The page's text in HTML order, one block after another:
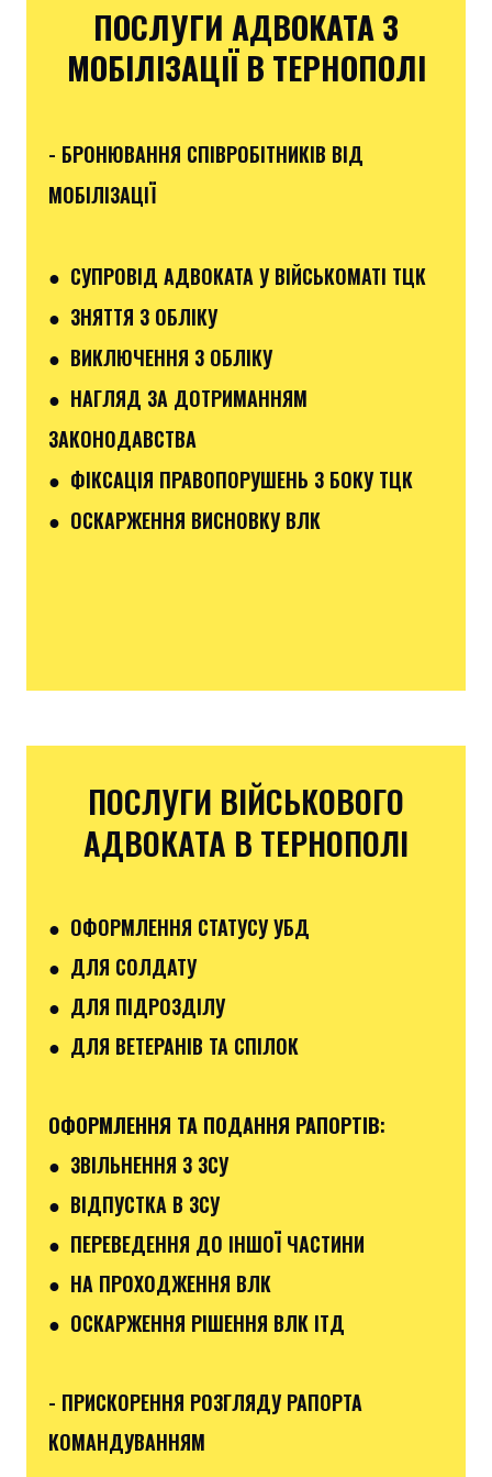
ПОСЛУГИ АДВОКАТА З
МОБІЛІЗАЦІЇ В ТЕРНОПОЛІ
- БРОНЮВАННЯ СПІВРОБІТНИКІВ ВІД
МОБІЛІЗАЦІЇ
● СУПРОВІД АДВОКАТА У ВІЙСЬКОМАТІ ТЦК
● ЗНЯТТЯ З ОБЛІКУ
● ВИКЛЮЧЕННЯ З ОБЛІКУ
● НАГЛЯД ЗА ДОТРИМАННЯМ
ЗАКОНОДАВСТВА
● ФІКСАЦІЯ ПРАВОПОРУШЕНЬ З БОКУ ТЦК
● ОСКАРЖЕННЯ ВИСНОВКУ ВЛК
ПОСЛУГИ ВІЙСЬКОВОГО
АДВОКАТА В ТЕРНОПОЛІ
● ОФОРМЛЕННЯ СТАТУСУ УБД
● ДЛЯ СОЛДАТУ
● ДЛЯ ПІДРОЗДІЛУ
● ДЛЯ ВЕТЕРАНІВ ТА СПІЛОК
ОФОРМЛЕННЯ ТА ПОДАННЯ РАПОРТІВ:
● ЗВІЛЬНЕННЯ З ЗСУ
● ВІДПУСТКА В ЗСУ
● ПЕРЕВЕДЕННЯ ДО ІНШОЇ ЧАСТИНИ
● НА ПРОХОДЖЕННЯ ВЛК
● ОСКАРЖЕННЯ РІШЕННЯ ВЛК ІТД
- ПРИСКОРЕННЯ РОЗГЛЯДУ РАПОРТА
КОМАНДУВАННЯМ